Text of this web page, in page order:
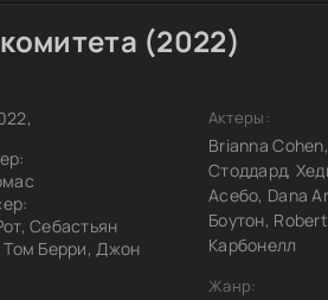
(2022)
Себастьян
Том Берри, Джон
Актеры:
Brianna
Стоддард,
Асебо, Dana
Боутон,
Карбонелл
Жанр: